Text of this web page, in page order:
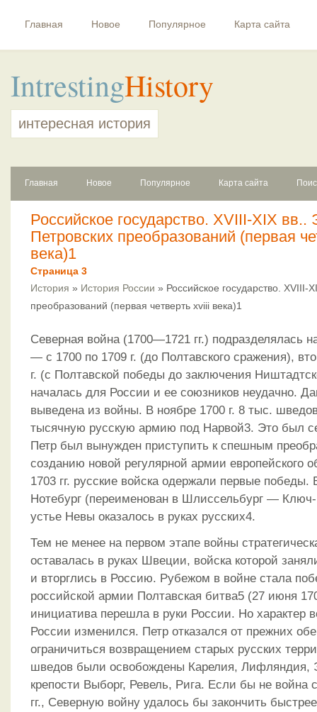
Главная Новое Популярное Карта сайта
IntrestingHistory
интересная история
Главная Новое Популярное Карта сайта
Российское государство. XVIII-XIX вв..
Петровских преобразований (первая
века)1
Страница 3
История » История России » Российское государство. XVIII-
преобразований (первая четверть xviii века)1
Северная война (1700—1721 гг.) подразделялась
— с 1700 по 1709 г. (до Полтавского сражения),
г. (с Полтавской победы до заключения
началась для России и ее союзников неудачно.
выведена из войны. В ноябре 1700 г. 8 тыс.
тысячную русскую армию под Нарвой3. Это был
Петр был вынужден приступить к спешным
созданию новой регулярной армии европейского
1703 гг. русские войска одержали первые победы.
Нотебург (переименован в Шлиссельбург —
устье Невы оказалось в руках русских4.
Тем не менее на первом этапе войны
оставалась в руках Швеции, войска которой
и вторглись в Россию. Рубежом в войне стала
российской армии Полтавская битва5 (27 июня
инициатива перешла в руки России. Но характер
России изменился. Петр отказался от прежних
ограничиться возвращением старых русских
шведов были освобождены Карелия, Лифляндия,
крепости Выборг, Ревель, Рига. Если бы не война
гг., Северную войну удалось бы закончить